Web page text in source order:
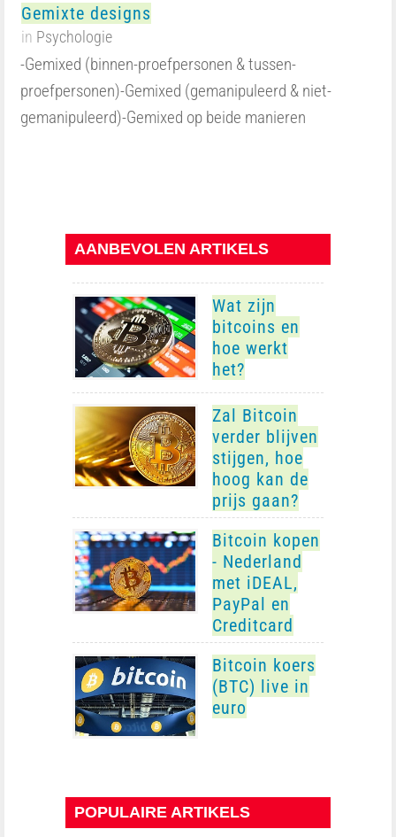
Gemixte designs
in Psychologie
-Gemixed (binnen-proefpersonen & tussen-
proefpersonen)-Gemixed (gemanipuleerd & niet-
gemanipuleerd)-Gemixed op beide manieren
AANBEVOLEN ARTIKELS
Wat zijn
bitcoins en
hoe werkt
het?
Zal Bitcoin
verder blijven
stijgen, hoe
hoog kan de
prijs gaan?
Bitcoin kopen
- Nederland
met iDEAL,
PayPal en
Creditcard
Bitcoin koers
(BTC) live in
euro
POPULAIRE ARTIKELS